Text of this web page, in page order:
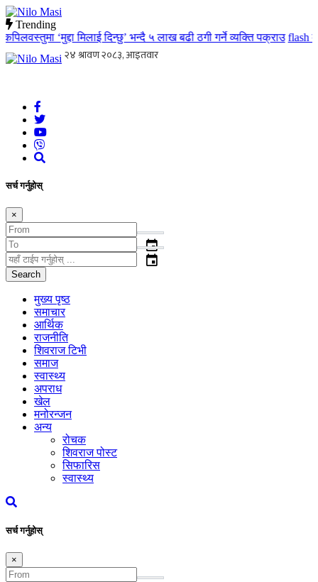
Trending
‘मुद्दा मिलाई दिन्छु’ भन्दै ५ लाख बढी ठगी गर्ने व्यक्ति पक्राउ flashमातृ
सर्च गर्नुहोस्
×
event
event
Search
मुख्य पृष्ठ
समाचार
आर्थिक
राजनीति
शिवराज टिभी
समाज
स्वास्थ्य
अपराध
खेल
मनोरन्जन
अन्य
रोचक
शिवराज पोस्ट
सिफारिस
स्वास्थ्य
सर्च गर्नुहोस्
×